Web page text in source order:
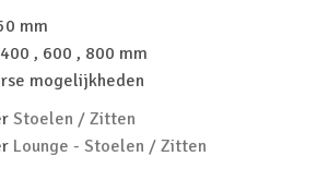
mm
, 600 , 800 mm
mogelijkheden
Stoelen / Zitten
Lounge - Stoelen / Zitten